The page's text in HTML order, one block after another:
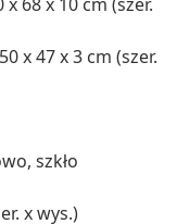
x 47 x 3 cm (szer.
szkło
x wys.)